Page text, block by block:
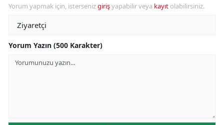
Yorum yapmak için, istersenizgirişyapabilir veya kayıt olabilirsiniz.
Yorum Yazın (500 Karakter)